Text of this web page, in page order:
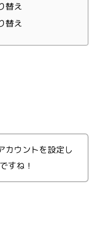
替え
替え
カウントを設定し
すね！